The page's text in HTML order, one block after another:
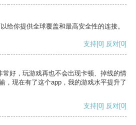
给你提供全球覆盖和最高安全性的连接。
支持[0] 反对[0]
常好，玩游戏再也不会出现卡顿、掉线的情
，现在有了这个app，我的游戏水平提升了
支持[0] 反对[0]